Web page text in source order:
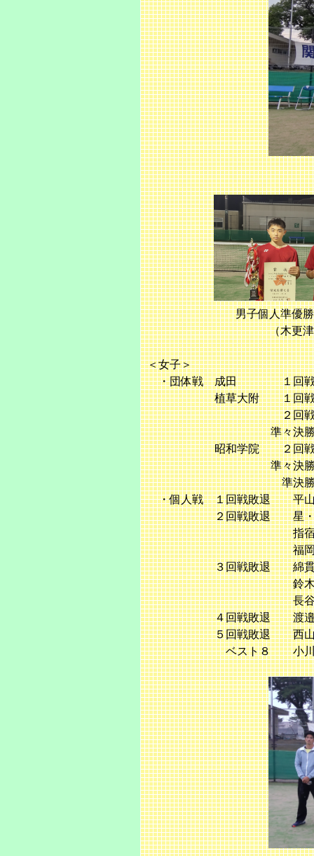
男子個人準
（
＜女子＞
・団体戦 成田 １回戦
植草大附 １回戦 ③
２回戦 ②－１
準々決勝 ０－②
昭和学院 ２回戦 ②
準々決勝 ②－
準決勝 ０－②
・個人戦 １回戦敗退 平山
２回戦敗退 星・藤本（
指宿・島田（市立
福岡・小杉（千葉
３回戦敗退 綿貫・高橋
鈴木・竹下（植草
長谷川・佐々木
４回戦敗退 渡邉・小柴
５回戦敗退 西山・大
ベスト８ 小川・鈴